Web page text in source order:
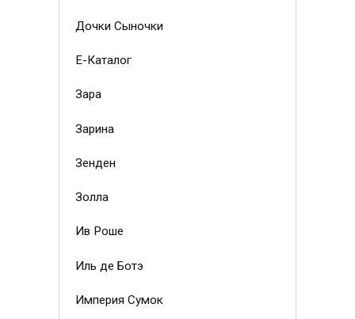
Дочки Сыночки
Е-Каталог
Зара
Зарина
Зенден
Золла
Ив Роше
Иль де Ботэ
Империя Сумок